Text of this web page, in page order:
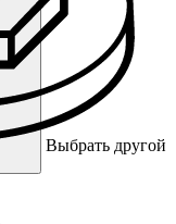
Выбрать другой